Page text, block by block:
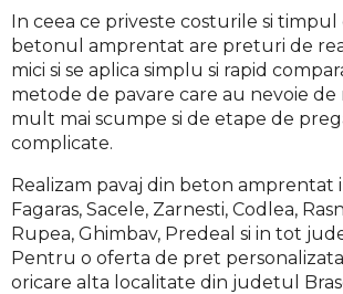
In ceea ce priveste costurile si
betonul amprentat are preturi de
mici si se aplica simplu si rapid
metode de pavare care au nevoie de
mult mai scumpe si de etape de
complicate.
Realizam pavaj din beton amprentat
Fagaras, Sacele, Zarnesti, Codlea,
Rupea, Ghimbav, Predeal si in tot
Pentru o oferta de pret personalizata
oricare alta localitate din judetul